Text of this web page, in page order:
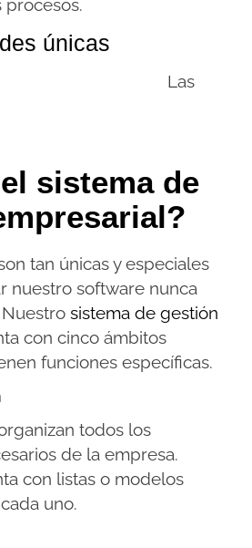
sistema de
procesos.
únicas
Las
tan únicas y especiales
nuestro software nunca
Nuestrosistema de gestión
con cinco ámbitos
funciones específicas.
todos los
de la empresa.
con listas o modelos
uno.